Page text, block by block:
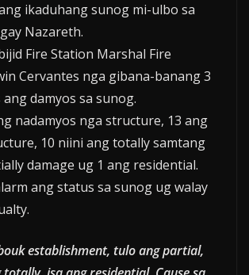
ikaduhang sunog mi-ulbo sa
Nazareth.
Fire Station Marshal Fire
Cervantes nga gibana-banang 3
damyos sa sunog.
nadamyos nga structure, 13 ang
10 niini ang totally samtang
damage ug 1 ang residential.
ang status sa sunog ug walay
establishment, tulo ang partial,